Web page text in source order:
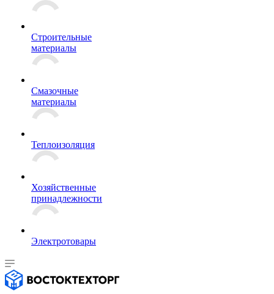
Строительные
материалы
Смазочные
материалы
Теплоизоляция
Хозяйственные
принадлежности
Электротовары